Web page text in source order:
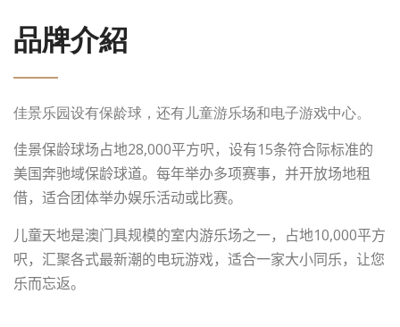
品牌介紹
佳景乐园设有保龄球，还有儿童游乐场和电子游戏中心。
佳景保龄球场占地28,000平方呎，设有15条符合际标准的
美国奔驰域保龄球道。每年举办多项赛事，并开放场地租
借，适合团体举办娱乐活动或比赛。
儿童天地是澳门具规模的室内游乐场之一，占地10,000平方
呎，汇聚各式最新潮的电玩游戏，适合一家大小同乐，让您
乐而忘返。